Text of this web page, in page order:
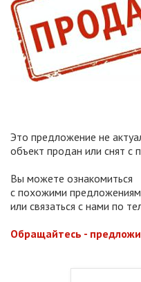
Это предложение не
объект продан или снят с
Вы можете ознакомиться
с похожими
или связаться с нами по
Обращайтесь -